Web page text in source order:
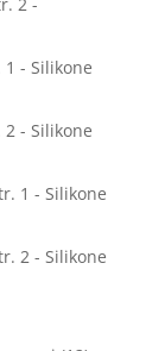
1 - Silikone
2 - Silikone
1 - Silikone
2 - Silikone